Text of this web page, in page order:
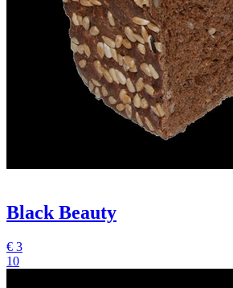
Black Beauty
€ 3
10